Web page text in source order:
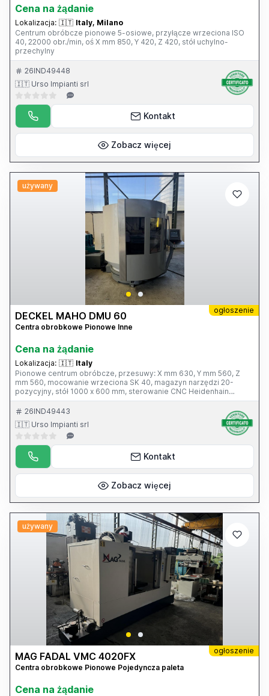
Cena na żądanie
Lokalizacja: 🇮🇹 Italy, Milano
Centrum obróbcze pionowe 5-osiowe, przyłącze wrzeciona ISO
40, 22000 obr./min, oś X mm 850, Y 420, Z 420, stół uchylno-
przechylny
26IND49448
🇮🇹 Urso Impianti srl
Kontakt
Zobacz więcej
używany
ogłoszenie
DECKEL MAHO DMU 60
Centra obrobkowe Pionowe Inne
Cena na żądanie
Lokalizacja: 🇮🇹 Italy
Pionowe centrum obróbcze, przesuwy: X mm 630, Y mm 560, Z
mm 560, mocowanie wrzeciona SK 40, magazyn narzędzi 20-
pozycyjny, stół 1000 x 600 mm, sterowanie CNC Heidenhain
TNC426
26IND49443
🇮🇹 Urso Impianti srl
Kontakt
Zobacz więcej
używany
ogłoszenie
MAG FADAL VMC 4020FX
Centra obrobkowe Pionowe Pojedyncza paleta
Cena na żądanie